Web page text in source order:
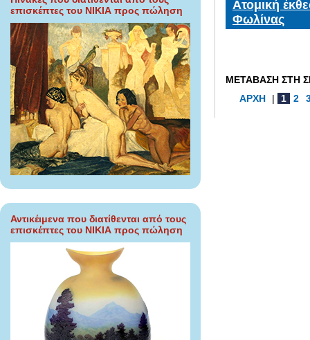
επισκέπτες του ΝΙΚΙΑ προς πώληση
Αντικέιμενα που διατίθενται από τους
επισκέπτες του ΝΙΚΙΑ προς πώληση
Ατομική
Φωλίνας
ΜΕΤΑΒΑΣΗ ΣΤΗ
ΑΡΧΗ
| 1 2